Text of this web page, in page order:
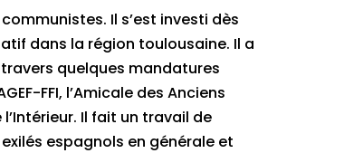
Il s’est investi dès
dans la région toulousaine. Il a
quelques mandatures
FFI, l’Amicale des Anciens
Il fait un travail de
espagnols en générale et